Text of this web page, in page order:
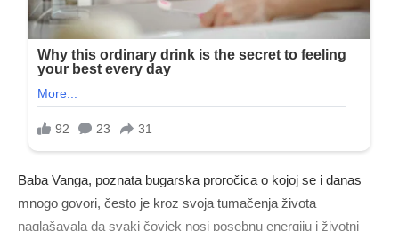
Baba Vanga, poznata bugarska proročica o kojoj se i danas
mnogo govori, često je kroz svoja tumačenja života
naglašavala da svaki čovjek nosi posebnu energiju i životni